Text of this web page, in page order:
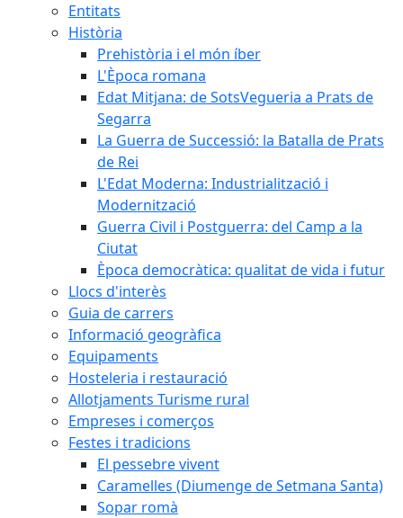
Entitats
Història
Prehistòria i el món íber
L'Època romana
Edat Mitjana: de SotsVegueria a Prats de
Segarra
La Guerra de Successió: la Batalla de Prats
de Rei
L'Edat Moderna: Industrialització i
Modernització
Guerra Civil i Postguerra: del Camp a la
Ciutat
Època democràtica: qualitat de vida i futur
Llocs d'interès
Guia de carrers
Informació geogràfica
Equipaments
Hosteleria i restauració
Allotjaments Turisme rural
Empreses i comerços
Festes i tradicions
El pessebre vivent
Caramelles (Diumenge de Setmana Santa)
Sopar romà